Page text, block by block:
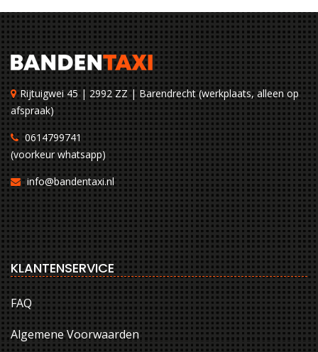
Rijtuigwei 45 | 2992 ZZ | Barendrecht (werkplaats, alleen op
afspraak)
0614799741
(voorkeur whatsapp)
info@bandentaxi.nl
KLANTENSERVICE
FAQ
Algemene Voorwaarden